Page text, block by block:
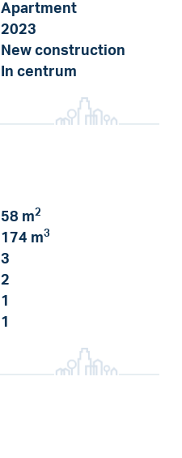
Apartment
2023
New construction
In centrum
58 m2
174 m3
3
2
1
1